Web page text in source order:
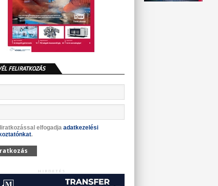
FELIRATKOZÁS
elfogadja adatkezelési
.
HIRDETÉS